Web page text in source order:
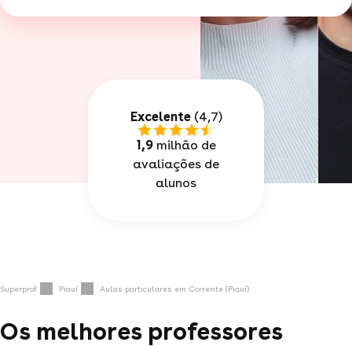
Excelente(4,7)
1,9milhão de
avaliações de
alunos
Superprof Piauí Aulas particulares em Corrente (Piauí)
Os melhores professores